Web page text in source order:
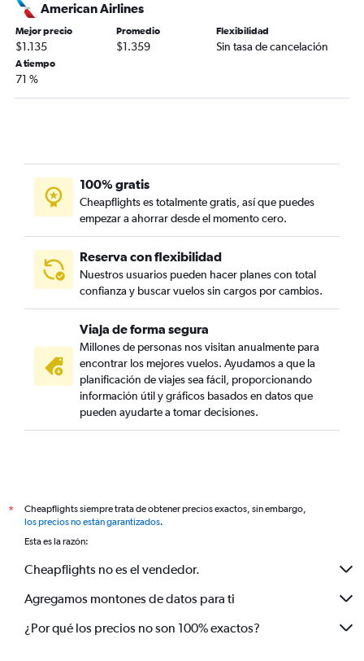
American Airlines
Mejor precio
$1.135
Promedio
$1.359
Flexibilidad
Sin tasa de cancelación
A tiempo
71 %
100% gratis
Cheapflights es totalmente gratis, así que puedes
empezar a ahorrar desde el momento cero.
Reserva con flexibilidad
Nuestros usuarios pueden hacer planes con total
confianza y buscar vuelos sin cargos por cambios.
Viaja de forma segura
Millones de personas nos visitan anualmente para
encontrar los mejores vuelos. Ayudamos a que la
planificación de viajes sea fácil, proporcionando
información útil y gráficos basados en datos que
pueden ayudarte a tomar decisiones.
*
Cheapflights siempre trata de obtener precios exactos, sin embargo,
los precios no están garantizados.
Esta es la razón:
Cheapflights no es el vendedor.
Agregamos montones de datos para ti
¿Por qué los precios no son 100% exactos?